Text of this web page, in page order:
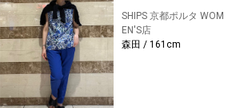
SHIPS 京都ポルタ WOM
EN'S店
森田 / 161cm